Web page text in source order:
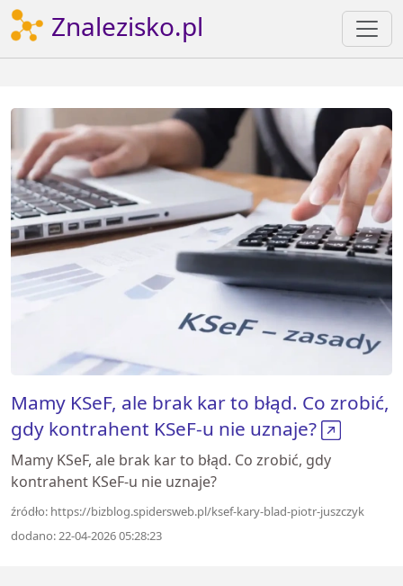
Znalezisko.pl
Mamy KSeF, ale brak kar to błąd. Co zrobić,
gdy kontrahent KSeF-u nie uznaje?
Mamy KSeF, ale brak kar to błąd. Co zrobić, gdy
kontrahent KSeF-u nie uznaje?
źródło: https://bizblog.spidersweb.pl/ksef-kary-blad-piotr-juszczyk
dodano: 22-04-2026 05:28:23